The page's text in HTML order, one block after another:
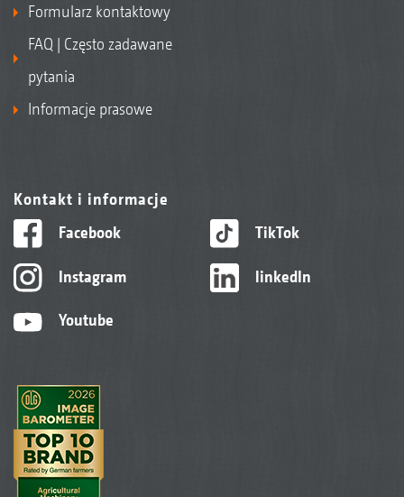
Formularz kontaktowy
FAQ | Często zadawane
pytania
Informacje prasowe
Kontakt i informacje
Facebook
Instagram
Youtube
TikTok
linkedIn